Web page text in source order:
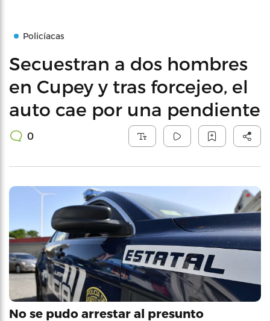
Policíacas
Secuestran a dos hombres
en Cupey y tras forcejeo, el
auto cae por una pendiente
0
No se pudo arrestar al presunto